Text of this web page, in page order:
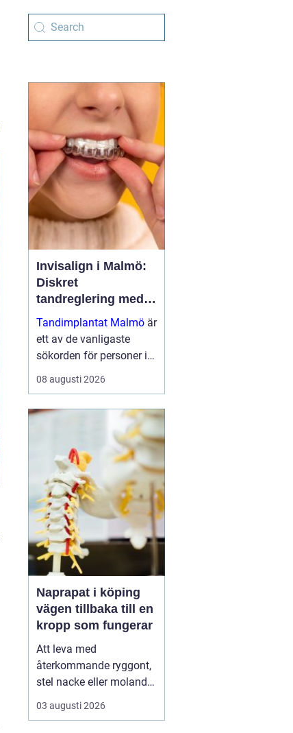
Invisalign i Malmö:
Diskret
tandreglering med
moderna skenor
Tandimplantat Malmö är
ett av de vanligaste
sökorden för personer i
Skåne som vill få rakare
tänder utan synlig
08 augusti 2026
Naprapat i köping
vägen tillbaka till en
kropp som fungerar
Att leva med
återkommande ryggont,
stel nacke eller molande
värk i axlar och höfter
sliter på både ork och
03 augusti 2026